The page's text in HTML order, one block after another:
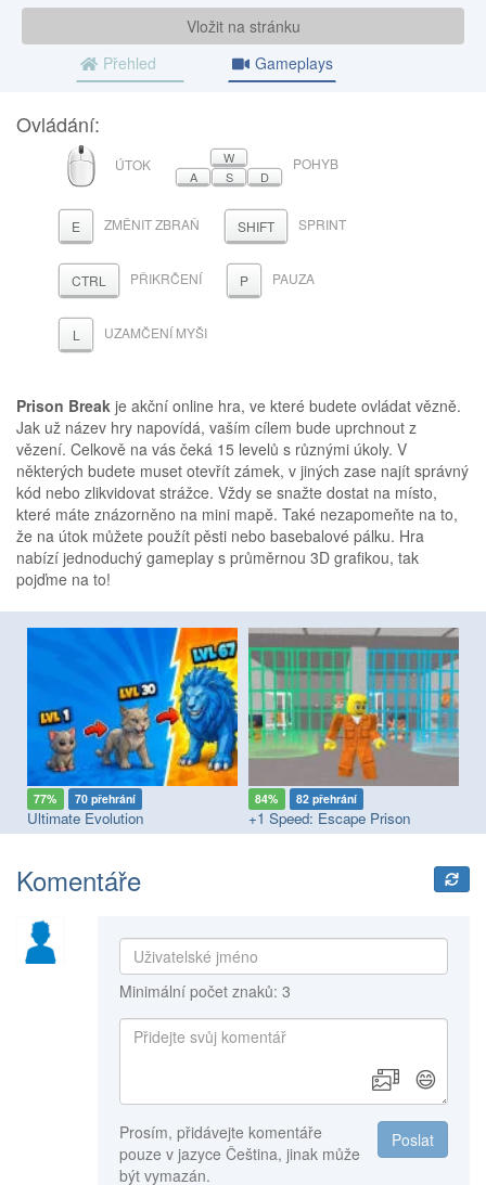
Vložit na stránku
Přehled
Gameplays
Ovládání:
MYŠ
ÚTOK
W
A
S D
POHYB
E ZMĚNIT ZBRAŇ SHIFT SPRINT
CTRL PŘIKRČENÍ P PAUZA
L UZAMČENÍ MYŠI
Prison Break je akční online hra, ve které budete ovládat vězně.
Jak už název hry napovídá, vaším cílem bude uprchnout z
vězení. Celkově na vás čeká 15 levelů s různými úkoly. V
některých budete muset otevřít zámek, v jiných zase najít správný
kód nebo zlikvidovat strážce. Vždy se snažte dostat na místo,
které máte znázorněno na mini mapě. Také nezapomeňte na to,
že na útok můžete použít pěsti nebo basebalové pálku. Hra
nabízí jednoduchý gameplay s průměrnou 3D grafikou, tak
pojďme na to!
77% 70 přehrání
Ultimate Evolution
84% 82 přehrání
+1 Speed: Escape Prison
Komentáře
Minimální počet znaků: 3
😄
Poslat
Prosím, přidávejte komentáře
pouze v jazyce Čeština, jinak může
být vymazán.